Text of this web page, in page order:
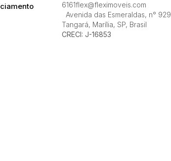
6161flex@fleximoveis.com
Avenida das Esmeraldas, n° 929
Tangará, Marília, SP, Brasil
CRECI: J-16853